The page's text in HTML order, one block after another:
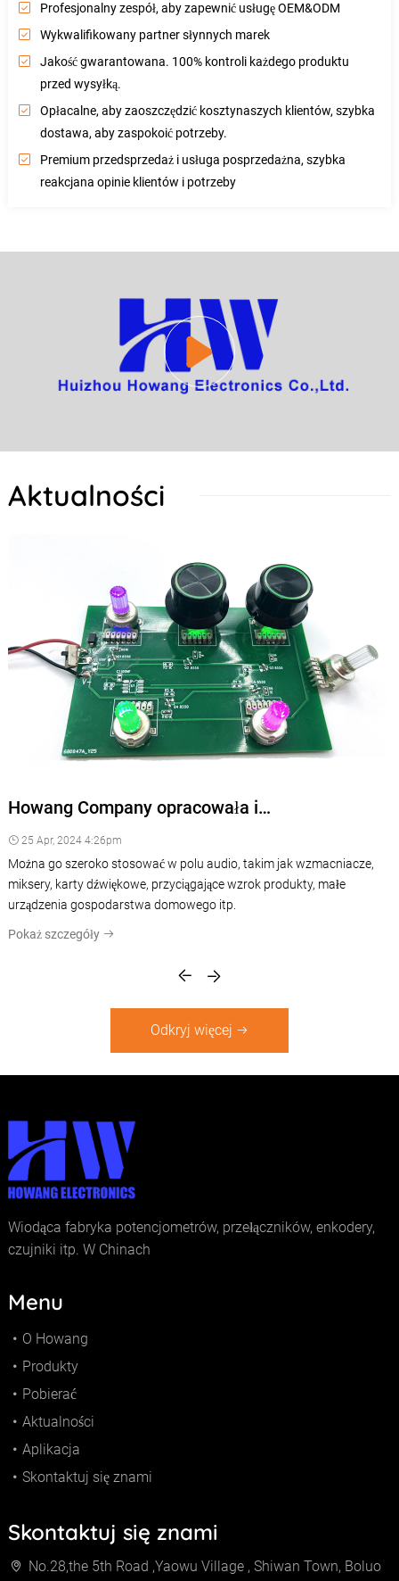
Profesjonalny zespół, aby zapewnić usługę OEM&ODM
Wykwalifikowany partner słynnych marek
Jakość gwarantowana. 100% kontroli każdego produktu
przed wysyłką.
Opłacalne, aby zaoszczędzić kosztynaszych klientów, szybka
dostawa, aby zaspokoić potrzeby.
Premium przedsprzedaż i usługa posprzedażna, szybka
reakcjana opinie klientów i potrzeby
Aktualności
Howang Company opracowała i
z wielokolorowym światłem LED, szczególnie w
branży audio
25 Apr, 2024 4:26pm
Można go szeroko stosować w polu audio, takim jak wzmacniacze,
miksery, karty dźwiękowe, przyciągające wzrok produkty, małe
urządzenia gospodarstwa domowego itp.
Pokaż szczegóły
Odkryj więcej
Wiodąca fabryka potencjometrów, przełączników, enkodery,
czujniki itp. W Chinach
Menu
O Howang
Produkty
Pobierać
Aktualności
Aplikacja
Skontaktuj się znami
Skontaktuj się znami
No.28,the 5th Road ,Yaowu Village , Shiwan Town, Boluo